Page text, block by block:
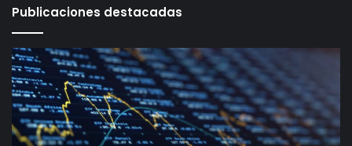
Publicaciones destacadas
momento
de
reducir
la
exposición
al
de